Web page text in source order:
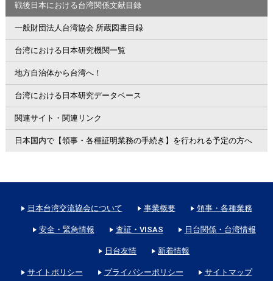
戦後日本における台湾関係文献目録
一般財団法人台湾協会 所蔵図書目録
台湾における日本研究機関一覧
地方自治体から台湾へ！
台湾における日本研究データベース
関連サイト・関連リンク
日本国内で【領事・各種証明業務の手続き】を行われる予定の方へ
日本台湾交流協会について 事業概要 領事・各種業務
安全・緊急情報 査証・VISAS 日台関係・台湾情報
日台友情 新着情報
サイトポリシー プライバシーポリシー サイトマップ